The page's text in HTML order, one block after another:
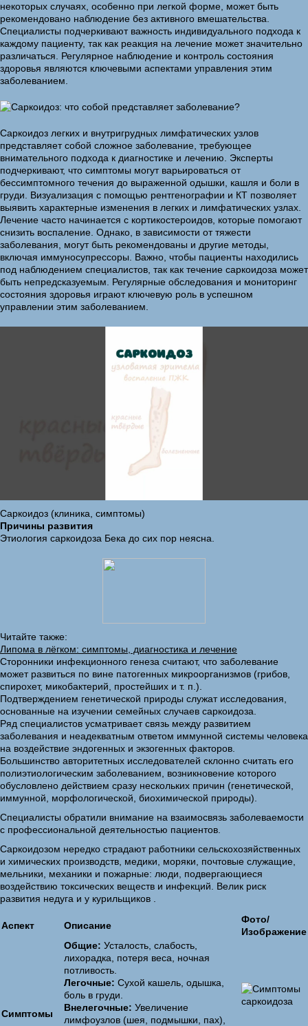
некоторых случаях, особенно при легкой форме, может быть
рекомендовано наблюдение без активного вмешательства.
Специалисты подчеркивают важность индивидуального подхода к
каждому пациенту, так как реакция на лечение может значительно
различаться. Регулярное наблюдение и контроль состояния
здоровья являются ключевыми аспектами управления этим
заболеванием.
Саркоидоз легких и внутригрудных лимфатических узлов
представляет собой сложное заболевание, требующее
внимательного подхода к диагностике и лечению. Эксперты
подчеркивают, что симптомы могут варьироваться от
бессимптомного течения до выраженной одышки, кашля и боли в
груди. Визуализация с помощью рентгенографии и КТ позволяет
выявить характерные изменения в легких и лимфатических узлах.
Лечение часто начинается с кортикостероидов, которые помогают
снизить воспаление. Однако, в зависимости от тяжести
заболевания, могут быть рекомендованы и другие методы,
включая иммуносупрессоры. Важно, чтобы пациенты находились
под наблюдением специалистов, так как течение саркоидоза может
быть непредсказуемым. Регулярные обследования и мониторинг
состояния здоровья играют ключевую роль в успешном
управлении этим заболеванием.
Саркоидоз (клиника, симптомы)
Причины развития
Этиология саркоидоза Бека до сих пор неясна.
Читайте также:
Липома в лёгком: симптомы, диагностика и лечение
Сторонники инфекционного генеза считают, что заболевание
может развиться по вине патогенных микроорганизмов (грибов,
спирохет, микобактерий, простейших и т. п.).
Подтверждением генетической природы служат исследования,
основанные на изучении семейных случаев саркоидоза.
Ряд специалистов усматривает связь между развитием
заболевания и неадекватным ответом иммунной системы человека
на воздействие эндогенных и экзогенных факторов.
Большинство авторитетных исследователей склонно считать его
полиэтиологическим заболеванием, возникновение которого
обусловлено действием сразу нескольких причин (генетической,
иммунной, морфологической, биохимической природы).
Специалисты обратили внимание на взаимосвязь заболеваемости
с профессиональной деятельностью пациентов.
Саркоидозом нередко страдают работники сельскохозяйственных
и химических производств, медики, моряки, почтовые служащие,
мельники, механики и пожарные: люди, подвергающиеся
воздействию токсических веществ и инфекций. Велик риск
развития недуга и у курильщиков .
Аспект Описание
Фото/
Изображение
Симптомы
Общие: Усталость, слабость,
лихорадка, потеря веса, ночная
потливость.
Легочные: Сухой кашель, одышка,
боль в груди.
Внелегочные: Увеличение
лимфоузлов (шея, подмышки, пах),